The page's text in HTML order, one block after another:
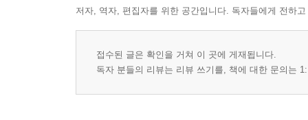
4장 서양 근대사
산업혁명과 제국주의: 자본주의의 확산과 사회주
5장 서양 현대사
저자, 역자, 편집자를 위한 공간입니다. 독자들에게 전하
접수된 글은 확인을 거쳐 이 곳에 게재됩니다.
독자 분들의 리뷰는 리뷰 쓰기를, 책에 대한 문의는